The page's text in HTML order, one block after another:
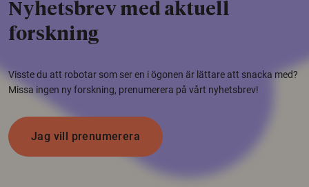
Nyhetsbrev med aktuell
forskning
Visste du att robotar som ser en i ögonen är lättare att snacka med?
Missa ingen ny forskning, prenumerera på vårt nyhetsbrev!
Jag vill prenumerera